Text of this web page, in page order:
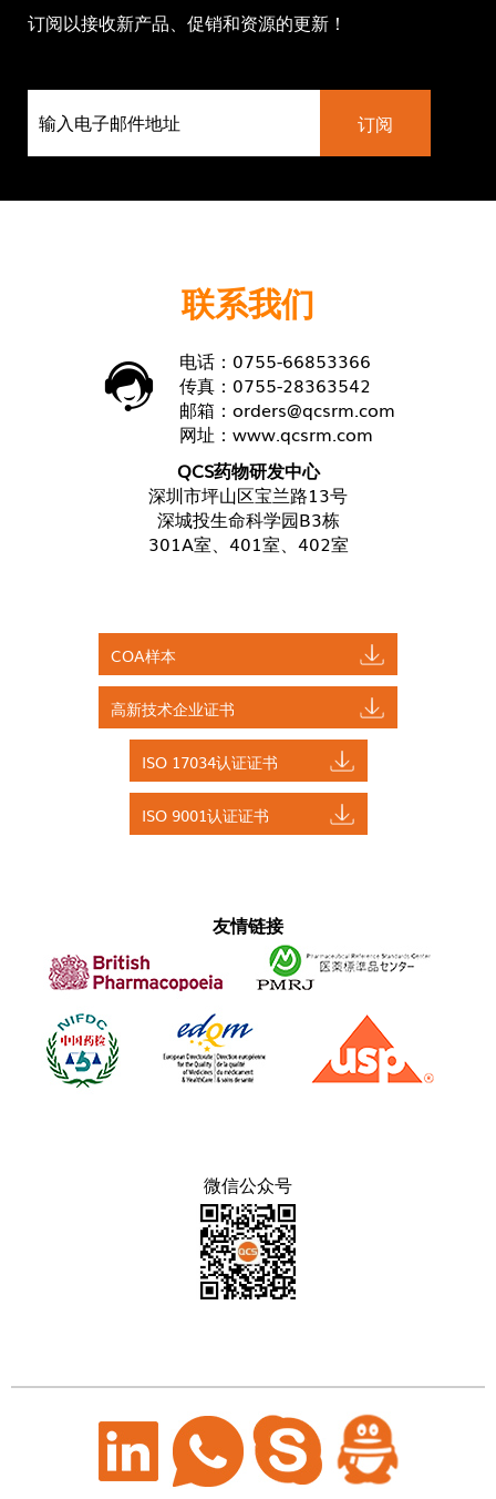
订阅以接收新产品、促销和资源的更新！
联系我们
电话：0755-66853366
传真：0755-28363542
邮箱： orders@qcsrm.com
网址： www.qcsrm.com
QCS药物研发中心
深圳市坪山区宝兰路13号
深城投生命科学园B3栋
301A室、401室、402室
COA样本
高新技术企业证书
ISO 17034认证证书
ISO 9001认证证书
友情链接
微信公众号